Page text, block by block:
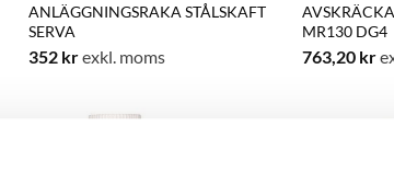
ANLÄGGNINGSRAKA STÅLSKAFT
SERVA
352 krexkl. moms
MR130 DG4
763,20 kr